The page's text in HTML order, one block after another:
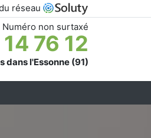
réseau
Numéro non surtaxé
76 12
dans l'Essonne (91)